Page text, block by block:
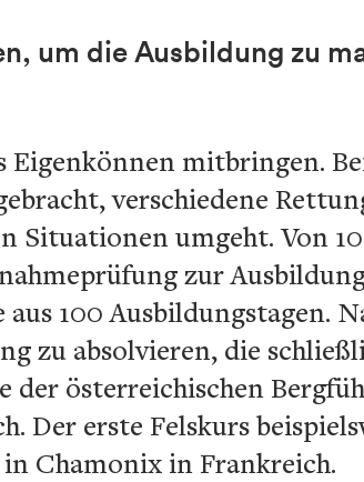
um die Ausbildung zu
Eigenkönnen mitbringen.
verschiedene
Situationen umgeht. Von
zur
aus 100 Ausbildungstagen.
zu absolvieren, die
der österreichischen
Der erste Felskurs
Chamonix in Frankreich.